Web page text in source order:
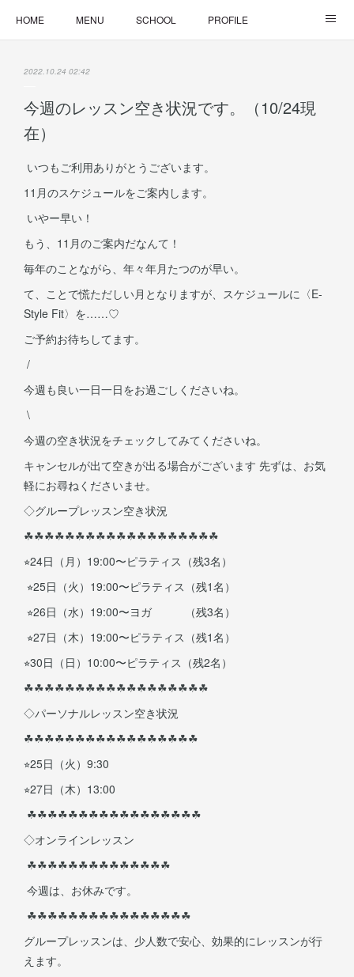
HOME MENU SCHOOL PROFILE
2022.10.24 02:42
今週のレッスン空き状況です。（10/24現
在）
いつもご利用ありがとうございます。
11月のスケジュールをご案内します。
いやー早い！
もう、11月のご案内だなんて！
毎年のことながら、年々年月たつのが早い。
て、ことで慌ただしい月となりますが、スケジュールに〈E-
Style Fit〉を……♡
ご予約お待ちしてます。
/
今週も良い一日一日をお過ごしくださいね。
\
今週の空き状況をチェックしてみてくださいね。
キャンセルが出て空きが出る場合がございます 先ずは、お気
軽にお尋ねくださいませ。
◇グループレッスン空き状況
☘︎︎☘︎︎☘︎︎☘︎︎☘︎︎☘︎︎☘︎︎☘︎︎☘︎︎☘︎︎☘︎︎☘︎︎☘︎︎☘︎︎☘︎︎☘︎︎☘︎︎☘︎︎☘︎︎
⭐︎24日（月）19:00〜ピラティス（残3名）
⭐︎25日（火）19:00〜ピラティス（残1名）
⭐︎26日（水）19:00〜ヨガ （残3名）
⭐︎27日（木）19:00〜ピラティス（残1名）
⭐︎30日（日）10:00〜ピラティス（残2名）
☘︎︎☘︎︎☘︎︎☘︎︎☘︎︎☘︎︎☘︎︎☘︎︎☘︎︎☘︎︎☘︎︎☘︎︎☘︎︎☘︎︎☘︎︎☘︎︎☘︎︎☘︎︎
◇パーソナルレッスン空き状況
☘︎︎☘︎︎☘︎︎☘︎︎☘︎︎☘︎︎☘︎︎☘︎︎☘︎︎☘︎︎☘︎︎☘︎︎☘︎︎☘︎︎☘︎︎☘︎︎☘︎︎
⭐︎25日（火）9:30
⭐︎27日（木）13:00
☘︎︎☘︎︎☘︎︎☘︎︎☘︎︎☘︎︎☘︎︎☘︎︎☘︎︎☘︎︎☘︎︎☘︎︎☘︎︎☘︎︎☘︎︎☘︎︎☘︎︎
◇オンラインレッスン
☘︎︎☘︎︎☘︎︎☘︎︎☘︎︎☘︎︎☘︎︎☘︎︎☘︎︎☘︎︎☘︎︎☘︎︎☘︎︎☘︎︎
今週は、お休みです。
☘︎︎☘︎︎☘︎︎☘︎︎☘︎︎☘︎︎☘︎︎☘︎︎☘︎︎☘︎︎☘︎︎☘︎︎☘︎︎☘︎︎☘︎︎☘︎︎
グループレッスンは、少人数で安心、効果的にレッスンが行
えます。